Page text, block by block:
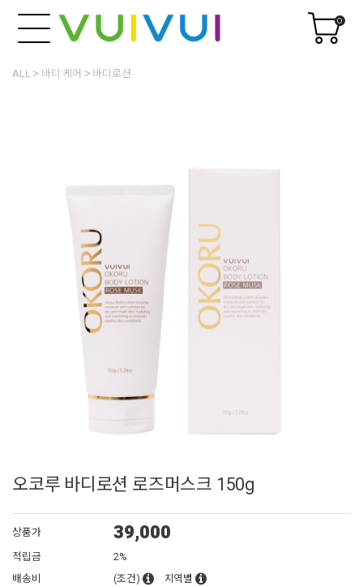
0
ALL 바디 케어 바디로션
오코루 바디로션 로즈머스크 150g
상품가 39,000
적립금
2%
배송비
(조건) 지역별